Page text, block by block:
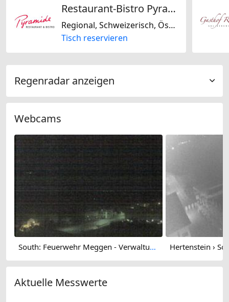
Restaurant-Bistro Pyramide
Regional, Schweizerisch, Österreichisch, Asiatisch, Italienisch
Tisch reservieren
Regenradar anzeigen
Webcams
South: Feuerwehr Meggen - Verwaltung St. Charles Hall - Lake Lucerne
Aktuelle Messwerte